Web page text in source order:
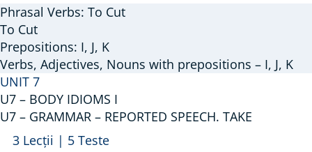
–
Questions;
Negative
Questions;
Indirect
Questions
–
VOCABULARY
–
Phrasal
Verbs:
Cut;
Prepositions:
I,
Phrasal Verbs: To Cut
To Cut
Prepositions: I, J, K
Verbs, Adjectives, Nouns with prepositions – I, J, K
UNIT 7
U7 – BODY IDIOMS I
U7 – GRAMMAR – REPORTED SPEECH. TAKE
Arată
U7
3 Lecții | 5 Teste